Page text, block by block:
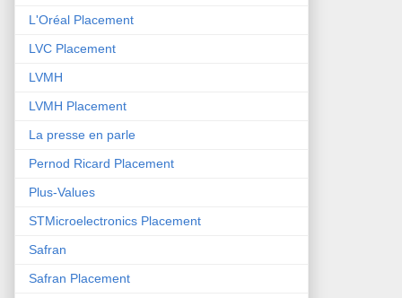
L'Oréal Placement
LVC Placement
LVMH
LVMH Placement
La presse en parle
Pernod Ricard Placement
Plus-Values
STMicroelectronics Placement
Safran
Safran Placement